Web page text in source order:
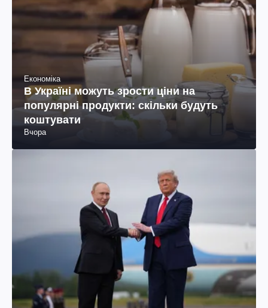
Економіка
В Україні можуть зрости ціни на
популярні продукти: скільки будуть
коштувати
Вчора